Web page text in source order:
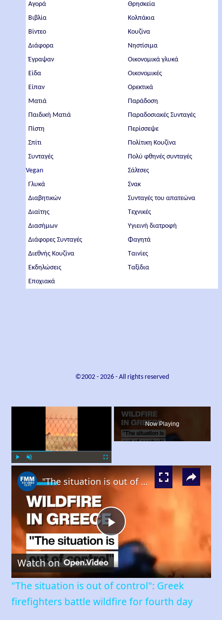
Αγορά
Βιβλία
Βίντεο
Διάφορα
Έγραψαν
Είδα
Είπαν
Ματιά
Παιδική Ματιά
Πίστη
Σπίτι
Συνταγές
Vegan
Γλυκά
Διαβητικών
Διαίτης
Διασήμων
Διάφορες Συνταγές
Διεθνής Κουζίνα
Εκδηλώσεις
Εποχιακά
Θρησκεία
Κολπάκια
Κουζίνα
Νηστίσιμα
Οικονομικά γλυκά
Οικονομικές
Ορεκτικά
Παράδοση
Παραδοσιακές Συνταγές
Περίσσεψε
Πολίτικη Κουζίνα
Πολύ φθηνές συνταγές
Σάλτσες
Σνακ
Συνταγές του απατεώνα
Τεχνικές
Υγιεινή διατροφή
Φαγητά
Ταινίες
Ταξίδια
©2002 - 2026- All rights reserved
Now Playing
×
Play
Video
"The situation is out of control": Greek firefighters battle wildfire for fourth day
Watch on
"The situation is out of control": Greek
firefighters battle wildfire for fourth day